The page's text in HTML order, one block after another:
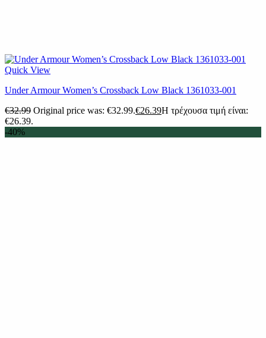
Quick View
Under Armour Women’s Crossback Low Black 1361033-001
€32.99 Original price was: €32.99.€26.39Η τρέχουσα τιμή είναι:
€26.39.
-40%